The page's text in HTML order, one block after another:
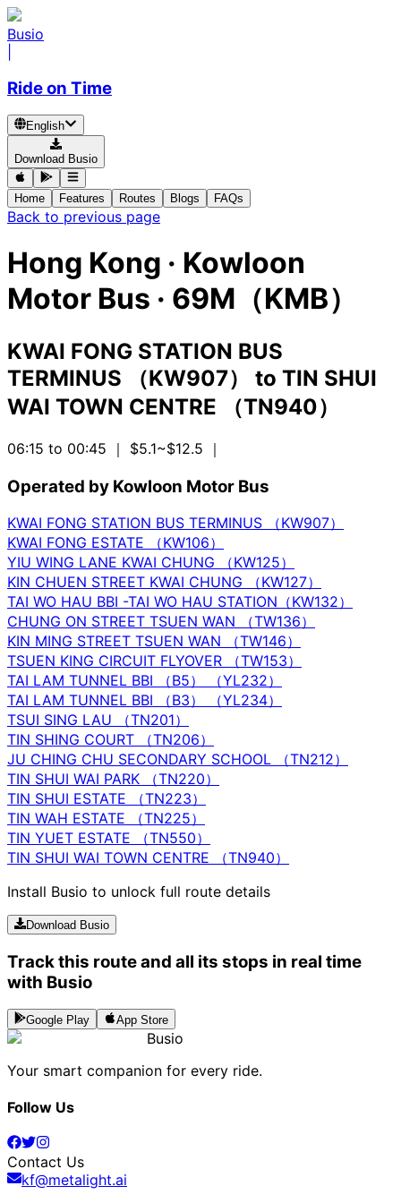
Busio
Ride on Time
English
Download Busio
Home Features Routes Blogs FAQs
Back to previous page
Hong Kong · Kowloon
Motor Bus · 69M（KMB）
KWAI FONG STATION BUS
TERMINUS （KW907）
to TIN SHUI
WAI TOWN CENTRE （TN940）
06:15 to 00:45 ｜ $5.1~$12.5 ｜
Operated by Kowloon Motor Bus
KWAI FONG STATION BUS TERMINUS （KW907）
KWAI FONG ESTATE （KW106）
YIU WING LANE KWAI CHUNG （KW125）
KIN CHUEN STREET KWAI CHUNG （KW127）
TAI WO HAU BBI -TAI WO HAU STATION（KW132）
CHUNG ON STREET TSUEN WAN （TW136）
KIN MING STREET TSUEN WAN （TW146）
TSUEN KING CIRCUIT FLYOVER （TW153）
TAI LAM TUNNEL BBI （B5） （YL232）
TAI LAM TUNNEL BBI （B3） （YL234）
TSUI SING LAU （TN201）
TIN SHING COURT （TN206）
JU CHING CHU SECONDARY SCHOOL （TN212）
TIN SHUI WAI PARK （TN220）
TIN SHUI ESTATE （TN223）
TIN WAH ESTATE （TN225）
TIN YUET ESTATE （TN550）
TIN SHUI WAI TOWN CENTRE （TN940）
Install Busio to unlock full route details
Download Busio
Track this route and all its stops in real time
with Busio
Google Play App Store
Busio
Your smart companion for every ride.
Follow Us
Contact Us
kf@metalight.ai